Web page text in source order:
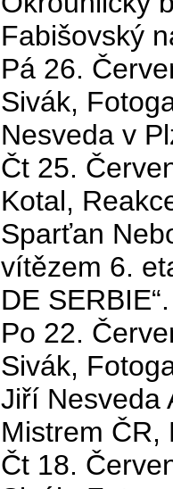
Fabišovský
Pá 26.
Sivák,
Nesveda v
Čt 25.
Kotal,
Sparťan
vítězem 6.
DE SERBIE“.
Po 22.
Sivák,
Jiří Nesveda
Mistrem ČR,
Čt 18.